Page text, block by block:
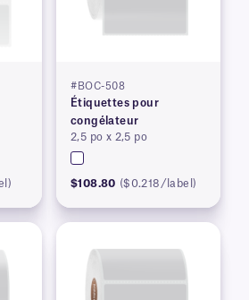
#BOC-508
Étiquettes pour
congélateur
2,5 po x 2,5 po
$108.80 ($0.218/label)